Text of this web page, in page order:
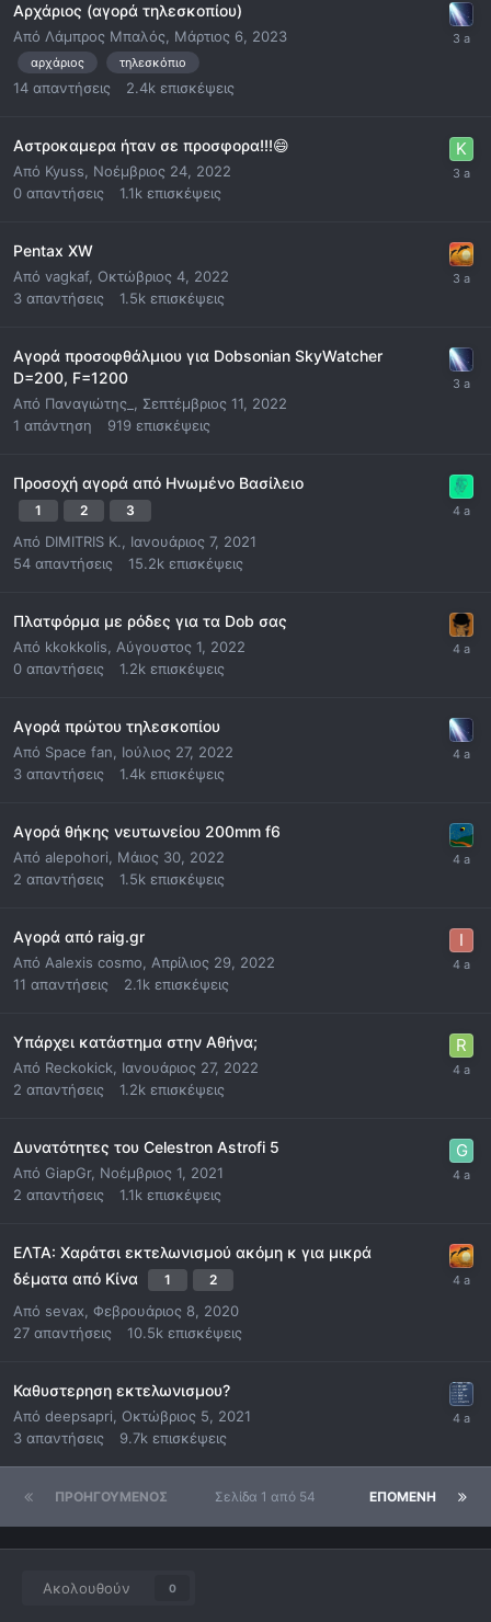
Αρχάριος (αγορά τηλεσκοπίου)
Από Λάμπρος Μπαλός Μάρτιος 6, 2023
αρχάριος τηλεσκόπιο
14 απαντήσεις 2.4k επισκέψεις
Αστροκαμερα ήταν σε προσφορα!!!😄
Από Kyuss, Νοέμβριος 24, 2022
0 απαντήσεις 1.1k επισκέψεις
Pentax XW
Από vagkaf, Οκτώβριος 4, 2022
3 απαντήσεις 1.5k επισκέψεις
Αγορά προσοφθάλμιου για Dobsonian SkyWatcher
D=200, F=1200
Από Παναγιώτης_ , Σεπτέμβριος 11, 2022
1 απάντηση 919 επισκέψεις
Προσοχή αγορά από Ηνωμένο Βασίλειο
1 2 3
Από DIMITRIS K., Ιανουάριος 7, 2021
54 απαντήσεις 15.2k επισκέψεις
Πλατφόρμα με ρόδες για τα Dob σας
Από kkokkolis, Αύγουστος 1, 2022
0 απαντήσεις 1.2k επισκέψεις
Αγορά πρώτου τηλεσκοπίου
Από Space fan, Ιούλιος 27, 2022
3 απαντήσεις 1.4k επισκέψεις
Αγορά θήκης νευτωνείου 200mm f6
Από alepohori, Μάιος 30, 2022
2 απαντήσεις 1.5k επισκέψεις
Αγορά από raig.gr
Από Αalexis cosmo, Απρίλιος 29, 2022
11 απαντήσεις 2.1k επισκέψεις
Υπάρχει κατάστημα στην Αθήνα;
Από Reckokick, Ιανουάριος 27, 2022
2 απαντήσεις 1.2k επισκέψεις
Δυνατότητες του Celestron Astrofi 5
Από GiapGr, Νοέμβριος 1, 2021
2 απαντήσεις 1.1k επισκέψεις
ΕΛΤΑ: Χαράτσι εκτελωνισμού ακόμη κ για μικρά
δέματα από Κίνα
1 2
Από sevax, Φεβρουάριος 8, 2020
27 απαντήσεις 10.5k επισκέψεις
Καθυστερηση εκτελωνισμου?
Από deepsapri, Οκτώβριος 5, 2021
3 απαντήσεις 9.7k επισκέψεις
ΠΡΟΗΓΟΎΜΕΝΟΣ ΕΠΌΜΕΝΗ
Σελίδα 1 από 54
Ακολουθούν 0